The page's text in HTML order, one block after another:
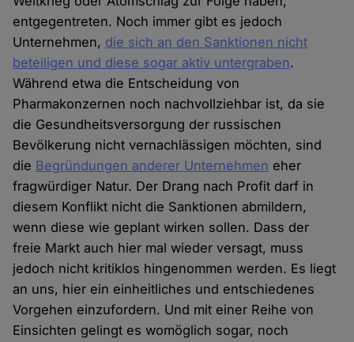
entgegentreten. Noch immer gibt es jedoch
Unternehmen, die sich an den Sanktionen nicht
beteiligen und diese sogar aktiv untergraben.
Während etwa die Entscheidung von
Pharmakonzernen noch nachvollziehbar ist, da sie
die Gesundheitsversorgung der russischen
Bevölkerung nicht vernachlässigen möchten, sind
die Begründungen anderer Unternehmen eher
fragwürdiger Natur. Der Drang nach Profit darf in
diesem Konflikt nicht die Sanktionen abmildern,
wenn diese wie geplant wirken sollen. Dass der
freie Markt auch hier mal wieder versagt, muss
jedoch nicht kritiklos hingenommen werden. Es liegt
an uns, hier ein einheitliches und entschiedenes
Vorgehen einzufordern. Und mit einer Reihe von
Einsichten gelingt es womöglich sogar, noch